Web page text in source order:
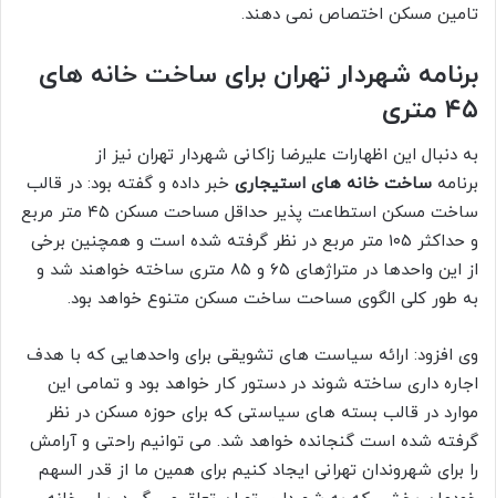
تامین مسکن اختصاص نمی دهند.
برنامه شهردار تهران برای ساخت خانه های
۴۵ متری
به دنبال این اظهارات علیرضا زاکانی شهردار تهران نیز از
برنامه ساخت‌ خانه های استیجاری خبر داده و گفته بود: در قالب
ساخت مسکن استطاعت پذیر حداقل مساحت مسکن ۴۵ متر مربع
و حداکثر ۱۰۵ متر مربع در نظر گرفته شده است و همچنین برخی
از این واحدها در متراژهای ۶۵ و ۸۵ متری ساخته خواهند شد و
به طور کلی الگوی مساحت ساخت مسکن متنوع خواهد بود.
وی افزود: ارائه سیاست های تشویقی برای واحدهایی که با هدف
اجاره داری ساخته شوند در دستور کار خواهد بود و تمامی این
موارد در قالب بسته های سیاستی که برای حوزه مسکن در نظر
گرفته شده است گنجانده خواهد شد. می توانیم راحتی و آرامش
را برای شهروندان تهرانی ایجاد کنیم برای همین ما از قدر السهم